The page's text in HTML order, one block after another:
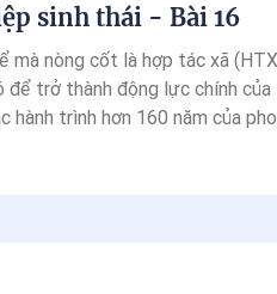
sinh thái - Bài 16
mà nòng cốt là hợp tác xã
trở thành động lực chính của
hành trình hơn 160 năm của
quy mô của Nhật Bản, Hàn